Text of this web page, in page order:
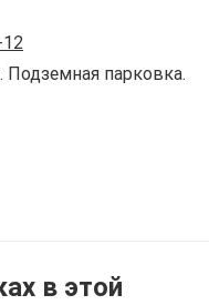
12
парковка.
в этой